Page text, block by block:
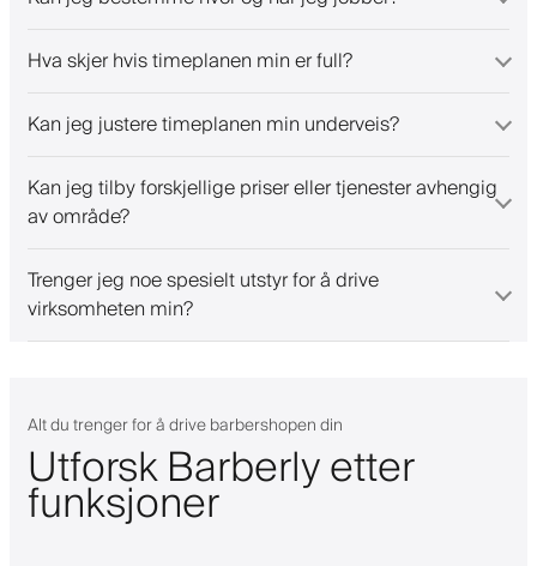
Hva skjer hvis timeplanen min er full?
Kan jeg justere timeplanen min underveis?
Kan jeg tilby forskjellige priser eller tjenester avhengig
av område?
Trenger jeg noe spesielt utstyr for å drive
virksomheten min?
Alt du trenger for å drive barbershopen din
Utforsk Barberly etter
funksjoner